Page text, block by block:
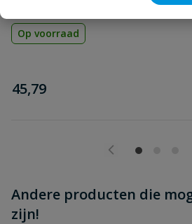
Merknaam Spax
Schroefdraadlengte
Op voorraad
€
45,79
Andere producten die
zijn!